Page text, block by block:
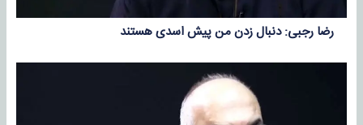
رضا رجبی: دنبال زدن من پیش اسدی هستند